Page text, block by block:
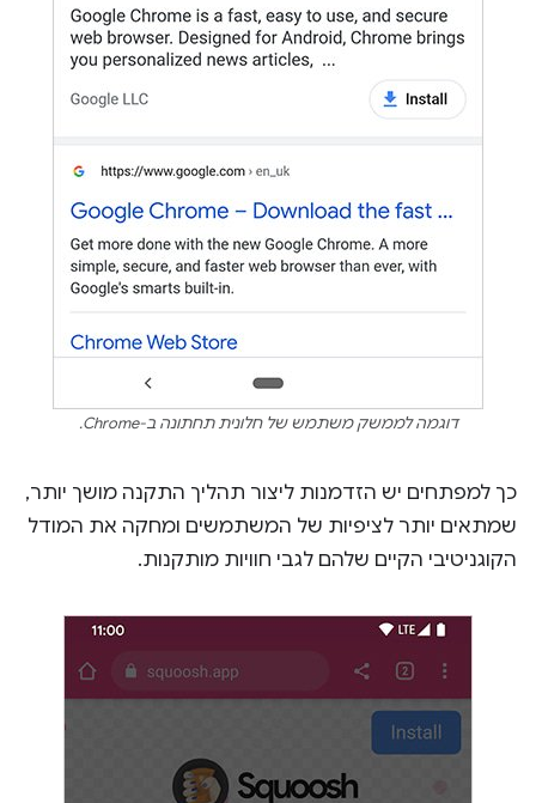
דוגמה לממשק משתמש של חלונית תחתונה ב-Chrome.
כך למפתחים יש הזדמנות ליצור תהליך התקנה מושך יותר,
שמתאים יותר לציפיות של המשתמשים ומחקה את המודל
הקוגניטיבי הקיים שלהם לגבי חוויות מותקנות.